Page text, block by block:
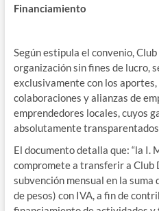
Financiamiento
Según estipula el convenio,
organización sin fines de lucro,
exclusivamente con los aportes,
colaboraciones y alianzas de
emprendedores locales, cuyos
absolutamente
El documento detalla que: “la I.
compromete a transferir a Club
subvención mensual en la
de pesos) con IVA, a fin de